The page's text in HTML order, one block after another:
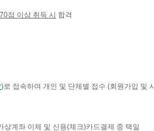
70점 이상 취득 시 합격
)로 접속하여 개인 및 단체별 접수 (회원가입 및
상계좌 이체 및 신용(체크)카드결제 중 택일